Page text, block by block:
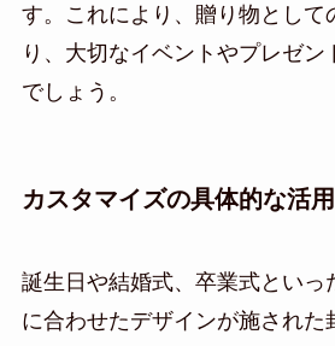
す。これにより、贈り物として
り、大切なイベントやプレゼン
でしょう。
カスタマイズの具体的な活
誕生日や結婚式、卒業式といっ
に合わせたデザインが施された